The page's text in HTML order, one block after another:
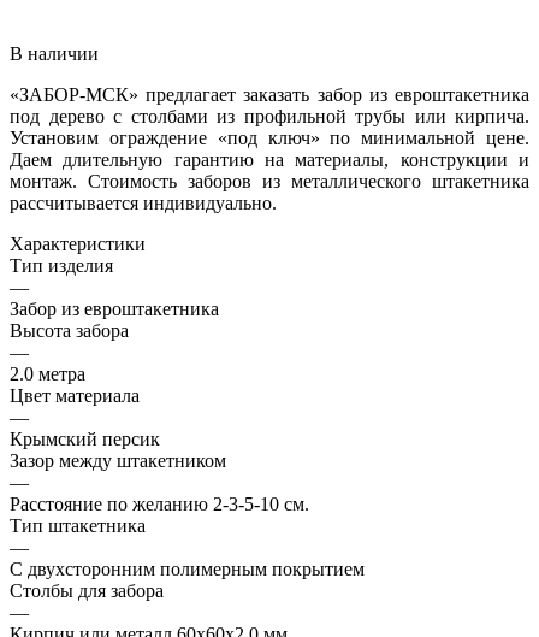
В наличии
«ЗАБОР-МСК» предлагает заказать забор из евроштакетника
под дерево с столбами из профильной трубы или кирпича.
Установим ограждение «под ключ» по минимальной цене.
Даем длительную гарантию на материалы, конструкции и
монтаж. Стоимость заборов из металлического штакетника
рассчитывается индивидуально.
Характеристики
Тип изделия
—
Забор из евроштакетника
Высота забора
—
2.0 метра
Цвет материала
—
Крымский персик
Зазор между штакетником
—
Расстояние по желанию 2-3-5-10 см.
Тип штакетника
—
С двухсторонним полимерным покрытием
Столбы для забора
—